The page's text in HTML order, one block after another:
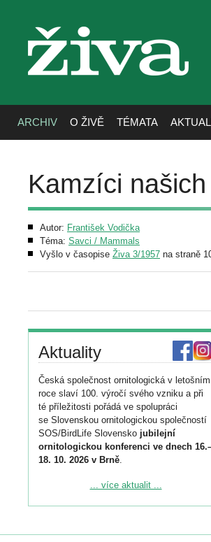
živa
ARCHIV O ŽIVĚ TÉMATA
Kamzíci
Autor: František Vodička
Téma: Savci / Mammals
Vyšlo v časopise Živa 3/1957 na straně
Aktuality
Česká společnost ornitologická v letošním
roce slaví 100. výročí svého vzniku a při
té příležitosti pořádá ve spolupráci
se Slovenskou ornitologickou společností
SOS/BirdLife Slovensko jubilejní
ornitologickou konferenci ve dnech
18. 10. 2026 v Brně.
Podrobnější informace ke konferenci
Registrovat se můžete do 6. září.
... více aktualit ...